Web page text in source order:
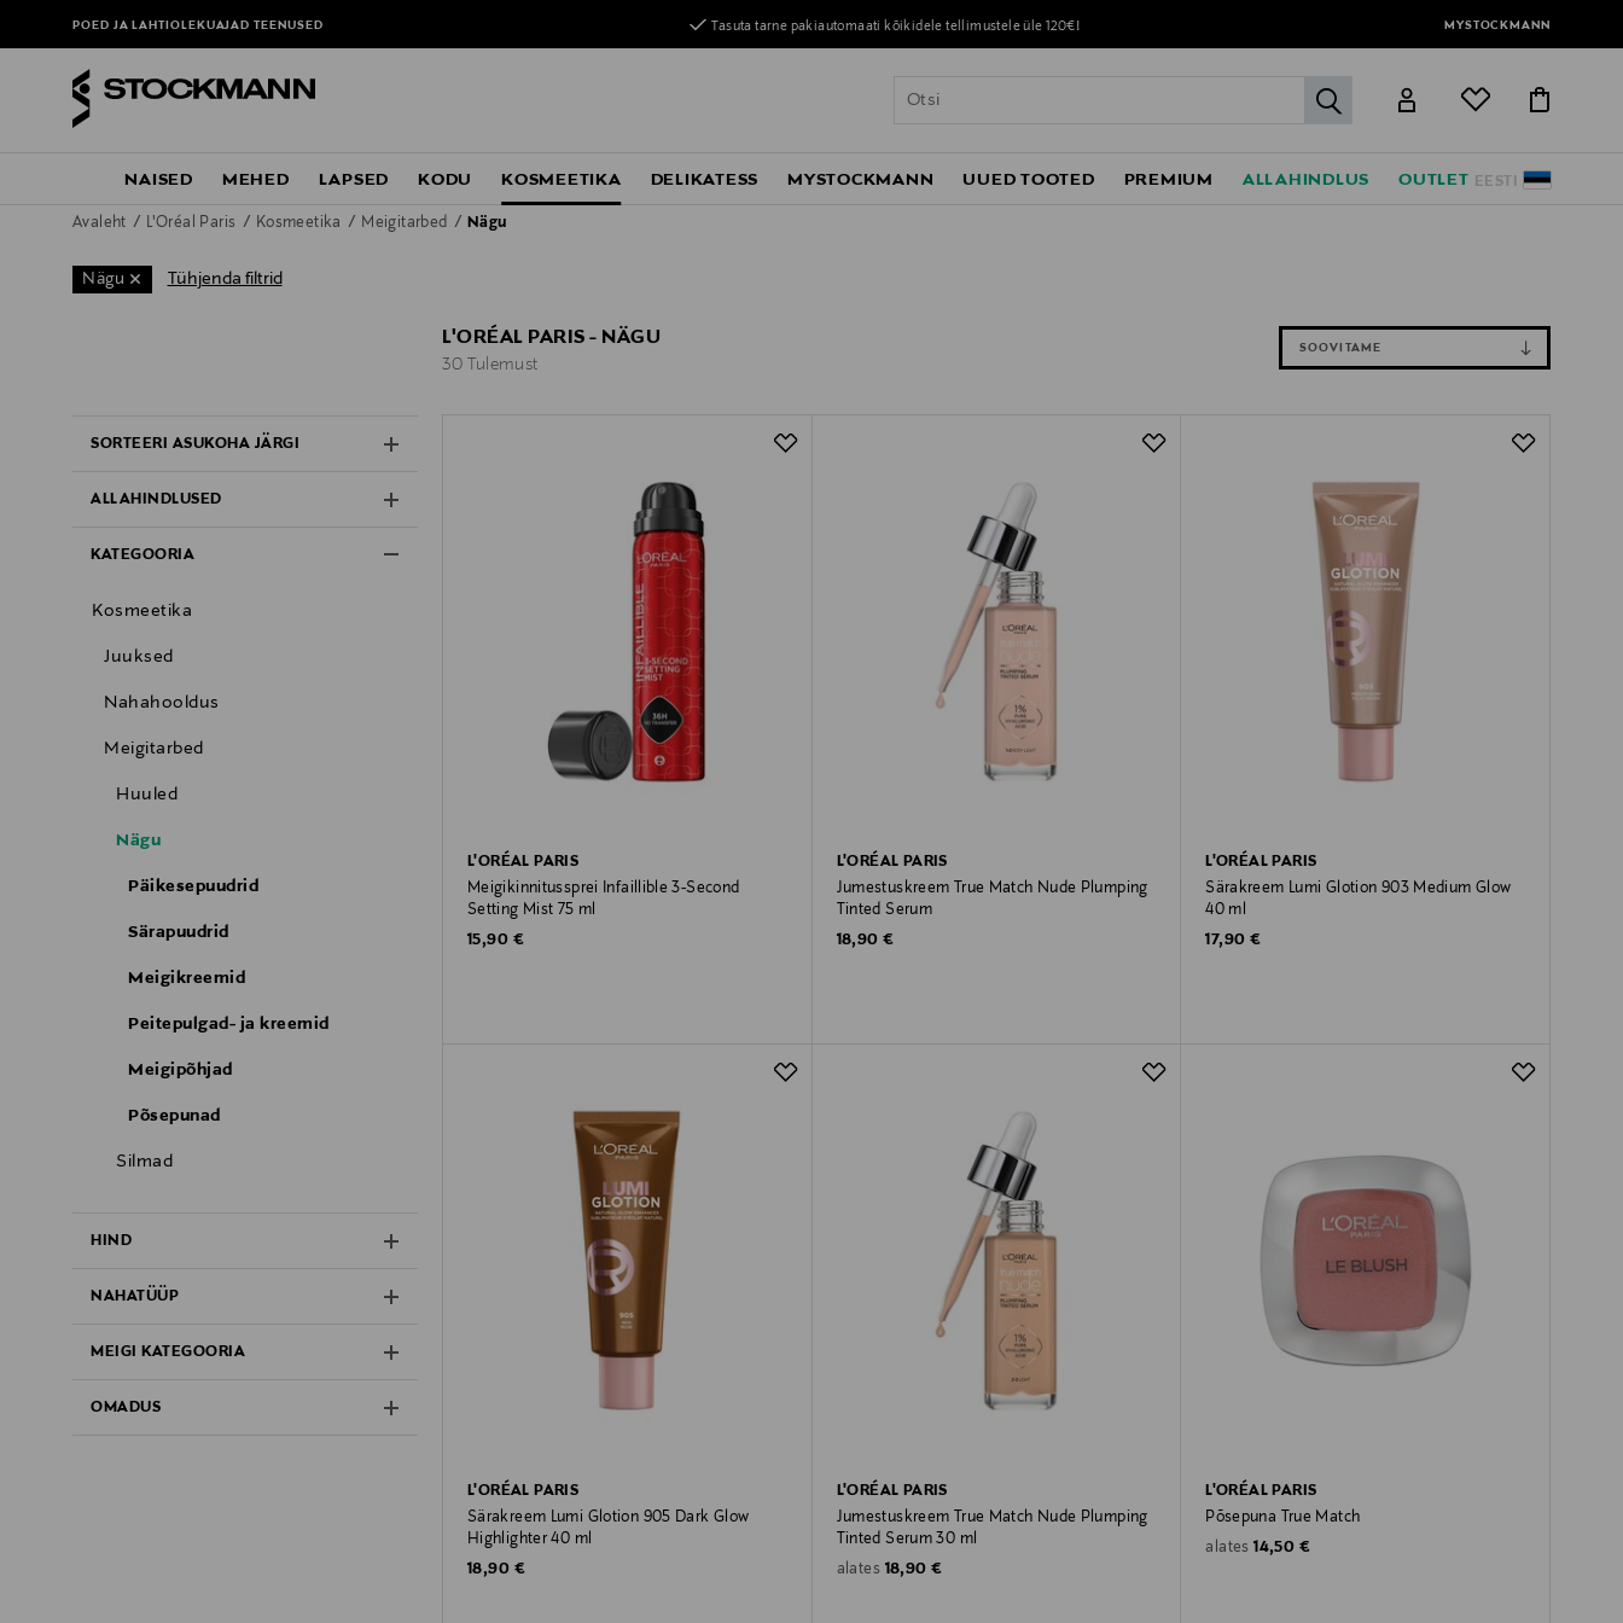
POED JA LAHTIOLEKUAJADTEENUSED Tasuta tarne pakiautomaati kõikidele tellimustele üle 120€! MYSTOCKMANN
label.header.go
EESTI
NAISED MEHED LAPSED KODU KOSMEETIKA DELIKATESS MYSTOCKMANN UUED TOOTED PREMIUM ALLAHINDLUS OUTLET
Avaleht L'Oréal Paris Kosmeetika Meigitarbed Nägu
Nägu Tühjenda filtrid
SORTEERI ASUKOHA JÄRGI
ALLAHINDLUSED
KATEGOORIA
Kosmeetika
Juuksed
Nahahooldus
Meigitarbed
Huuled
Nägu
Päikesepuudrid
Särapuudrid
Meigikreemid
Peitepulgad- ja kreemid
Meigipõhjad
Põsepunad
Silmad
HIND
NAHATÜÜP
MEIGI KATEGOORIA
OMADUS
L'ORÉAL PARIS - NÄGU
30 Tulemust
SOOVITAME
L'ORÉAL PARIS
Meigikinnitussprei Infaillible 3-Second
Setting Mist 75 ml
Original Price
15,90 €
L'ORÉAL PARIS
Jumestuskreem True Match Nude Plumping
Tinted Serum
Original Price
18,90 €
L'ORÉAL PARIS
Särakreem Lumi Glotion 903 Medium Glow
40 ml
Original Price
17,90 €
L'ORÉAL PARIS
Särakreem Lumi Glotion 905 Dark Glow
Highlighter 40 ml
Original Price
18,90 €
L'ORÉAL PARIS
Jumestuskreem True Match Nude Plumping
Tinted Serum 30 ml
alates Original Price
18,90 €
L'ORÉAL PARIS
Põsepuna True Match
alates Original Price
14,50 €